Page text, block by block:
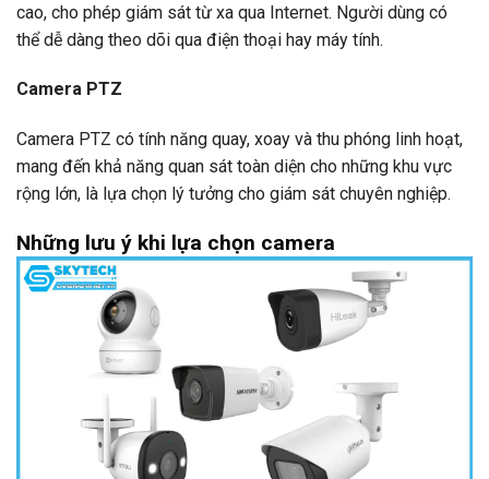
cao, cho phép giám sát từ xa qua Internet. Người dùng có
thể dễ dàng theo dõi qua điện thoại hay máy tính.
Camera PTZ
Camera PTZ có tính năng quay, xoay và thu phóng linh hoạt,
mang đến khả năng quan sát toàn diện cho những khu vực
rộng lớn, là lựa chọn lý tưởng cho giám sát chuyên nghiệp.
Những lưu ý khi lựa chọn camera